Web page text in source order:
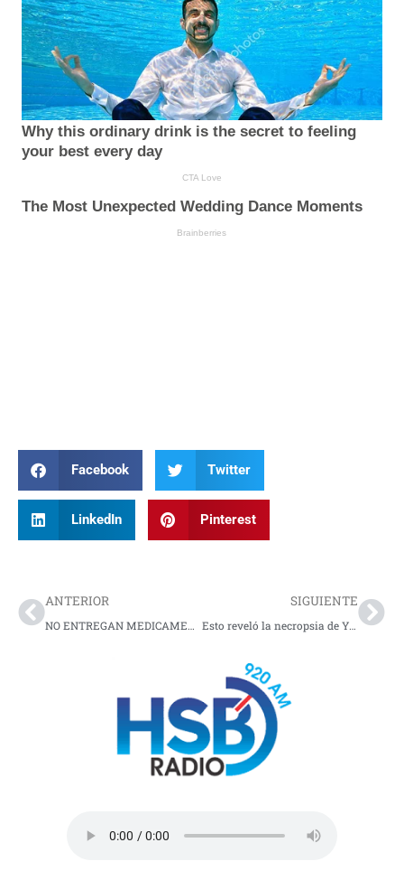
Facebook Twitter
LinkedIn Pinterest
ANTERIOR
NO ENTREGAN MEDICAMENTOS
SIGUIENTE
Esto reveló la necropsia de Yulixa Toloza: Multiples heridas con elementos cortopunzantes